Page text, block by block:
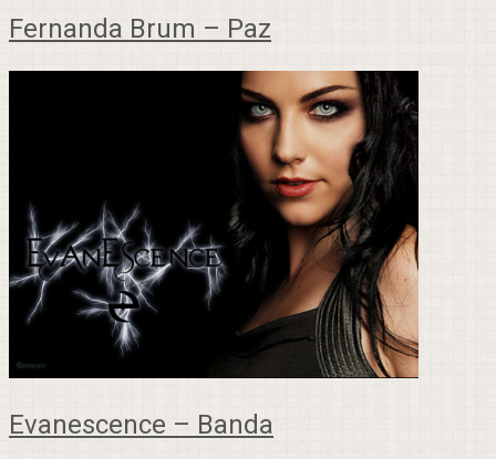
Fernanda Brum – Paz
Evanescence – Banda